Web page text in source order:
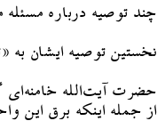
چند توصیه درباره
نخستین توصیه ایشان
حضرت آیت‌الله خامنه‌ای
از جمله اینکه برق این